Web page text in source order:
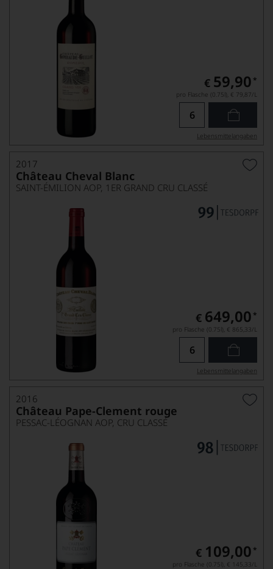
€ 59,90 *
pro Flasche (0.75l), € 79,87/L
Lebensmittel­angaben
2017
Château Cheval Blanc
SAINT-ÉMILION AOP, 1ER GRAND CRU CLASSÉ
€ 649,00 *
pro Flasche (0.75l), € 865,33/L
Lebensmittel­angaben
2016
Château Pape-Clement rouge
PESSAC-LÉOGNAN AOP, CRU CLASSÉ
€ 109,00 *
pro Flasche (0.75l), € 145,33/L